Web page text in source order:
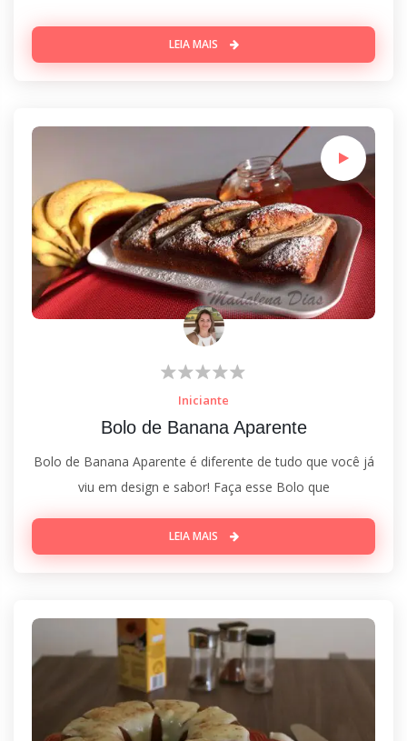
LEIA MAIS
Iniciante
Bolo de Banana Aparente
Bolo de Banana Aparente é diferente de tudo que você já
viu em design e sabor! Faça esse Bolo que
LEIA MAIS